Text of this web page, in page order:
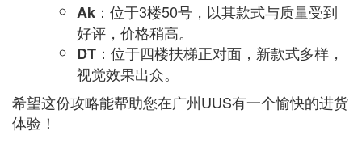
Ak ：位于3楼50号，以其款式与质量受到
好评，价格稍高。
DT ：位于四楼扶梯正对面，新款式多样，
视觉效果出众。
希望这份攻略能帮助您在广州UUS有一个愉快的进货
体验！